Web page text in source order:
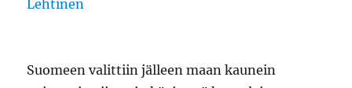
Suomeen valittiin jälleen maan kaunein